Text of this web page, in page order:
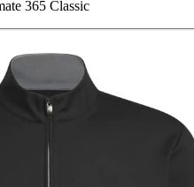
365 Classic